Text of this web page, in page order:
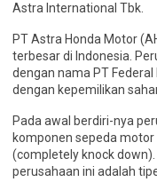
Astra International Tbk.
PT Astra Honda Motor
terbesar di Indonesia.
dengan nama PT
dengan kepemilikan
Pada awal berdiri-nya
komponen sepeda motor
(completely knock
perusahaan ini adalah